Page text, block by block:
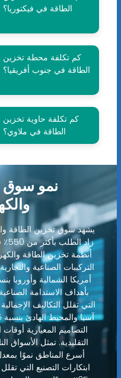
الطاقة في فيكتوريا؟
كم تكلفة محطة تخزين
الطاقة في جنوب أفريقيا؟
كم تكلفة حاوية تخزين
الطاقة في ملاوي؟
نمو سوق
يشهد سوق تخزين الطاقة
التركيبات الصناعية
بأهداف الاستدامة
التقليدية. تمثل الأسواق
ابتكارات التصنيع التي